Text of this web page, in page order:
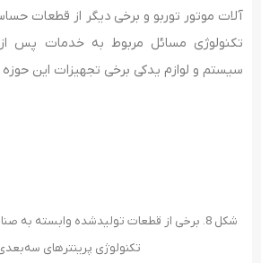
آلات موتور توربو و برخی دیگر از قطعات
تکنولوژی مسائل مربوط به خدمات پس
سیستم و لوازم یدکی برخی تجهیزات این حوزه را
شکل 8. برخی از قطعات تولیدشده وابسته به
تکنولوژی پرینترهای سه‌بعدی